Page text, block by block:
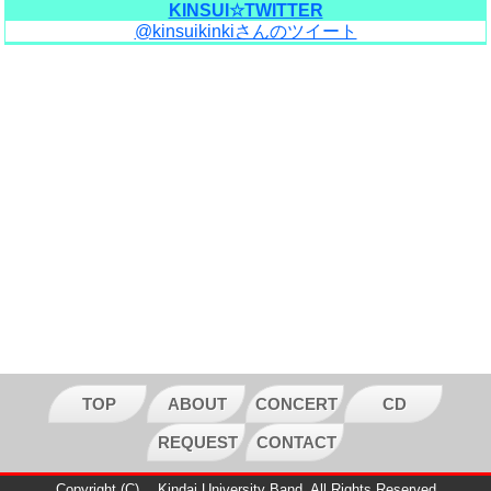
KINSUI☆TWITTER
@kinsuikinkiさんのツイート
TOP ABOUT CONCERT CD
REQUEST CONTACT